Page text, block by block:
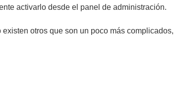
activarlo desde el panel de administración.
otros que son un poco más complicados,